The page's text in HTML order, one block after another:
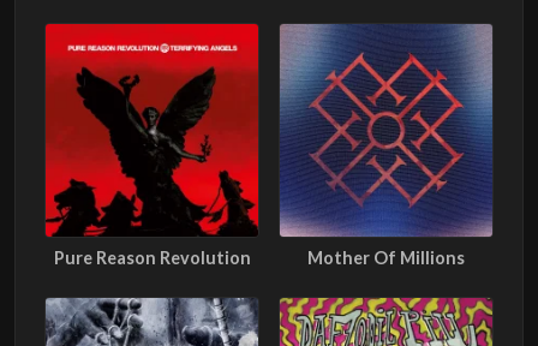
Pure Reason Revolution Mother Of Millions